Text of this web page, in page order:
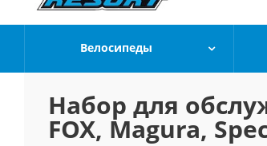
Велосипеды
Набор для
FOX, Magura,